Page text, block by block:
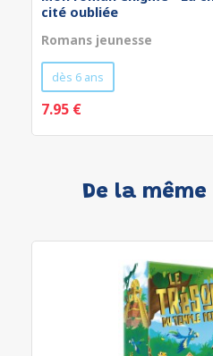
cité oubliée
Romans jeunesse
dès 6 ans
7.95 €
De la